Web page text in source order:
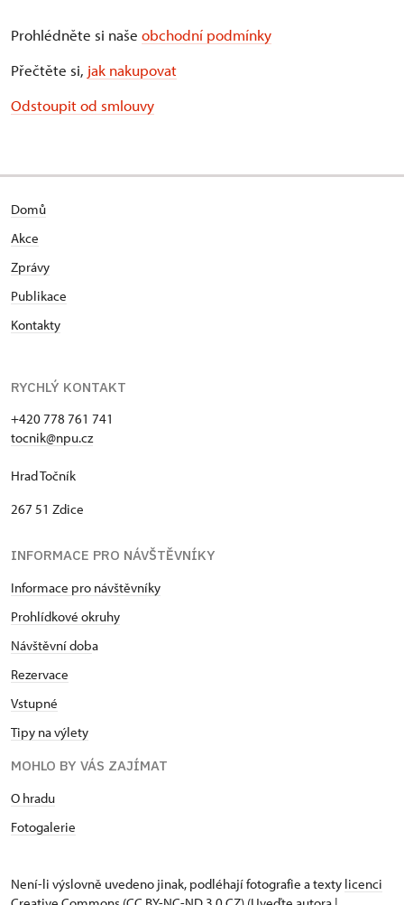
Prohlédněte si naše obchodní podmínky
Přečtěte si, jak nakupovat
Odstoupit od smlouvy
Domů
Akce
Zprávy
Publikace
Kontakty
RYCHLÝ KONTAKT
+420 778 761 741
tocnik@npu.cz
Hrad Točník
267 51 Zdice
INFORMACE PRO NÁVŠTĚVNÍKY
Informace pro návštěvníky
Prohlídkové okruhy
Návštěvní doba
Rezervace
Vstupné
Tipy na výlety
MOHLO BY VÁS ZAJÍMAT
O hradu
Fotogalerie
Není-li výslovně uvedeno jinak, podléhají fotografie a texty licenci